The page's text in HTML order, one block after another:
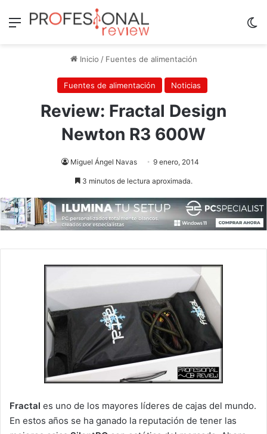
Menú
Inicio / Fuentes de alimentación
Fuentes de alimentación Noticias
Review: Fractal Design
Newton R3 600W
Miguel Ángel Navas 9 enero, 2014
3 minutos de lectura aproximada.
Fractal es uno de los mayores líderes de cajas del mundo.
En estos años se ha ganado la reputación de tener las